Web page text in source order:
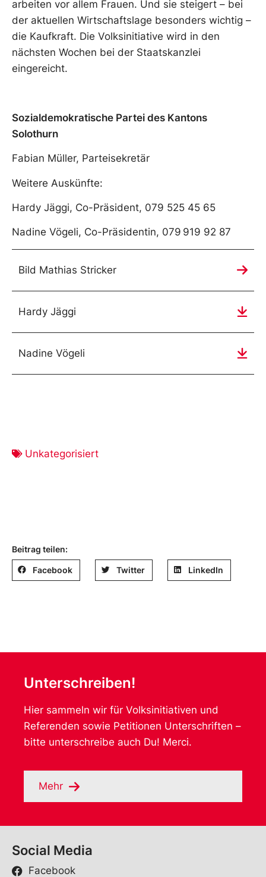
arbeiten vor allem Frauen. Und sie steigert – bei
der aktuellen Wirtschaftslage besonders wichtig –
die Kaufkraft. Die Volksinitiative wird in den
nächsten Wochen bei der Staatskanzlei
eingereicht.
Sozialdemokratische Partei des Kantons
Solothurn
Fabian Müller, Parteisekretär
Weitere Auskünfte:
Hardy Jäggi, Co-Präsident, 079 525 45 65
Nadine Vögeli, Co-Präsidentin, 079 919 92 87
Bild Mathias Stricker
Hardy Jäggi
Nadine Vögeli
Unkategorisiert
Beitrag teilen:
Facebook Twitter LinkedIn
Unterschreiben!
Hier sammeln wir für Volksinitiativen und
Referenden sowie Petitionen Unterschriften –
bitte unterschreibe auch Du! Merci.
Mehr
Social Media
Facebook